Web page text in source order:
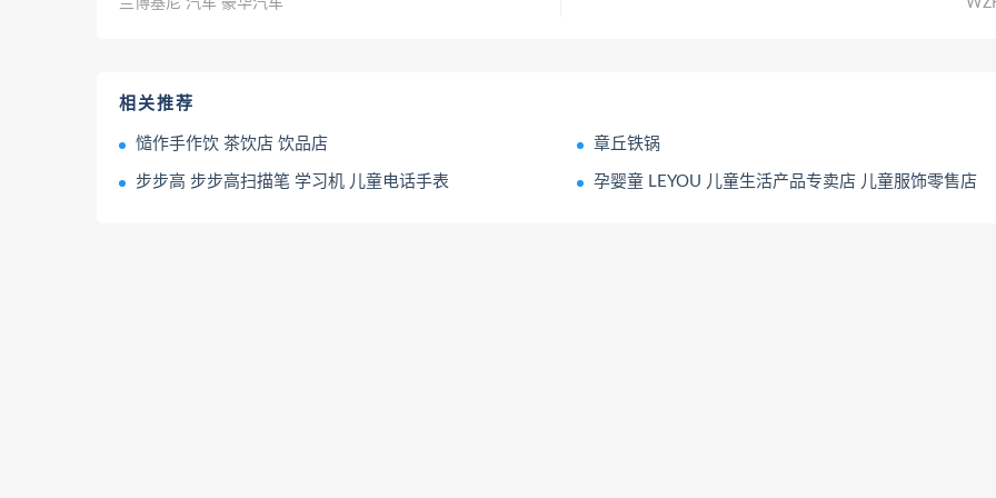
相关推荐
慥作手作饮 茶饮店 饮品店 章丘铁锅
步步高 步步高扫描笔 学习机 儿童电话手表 孕婴童 LEYOU 儿童生活产品专卖店 儿童服饰零售店